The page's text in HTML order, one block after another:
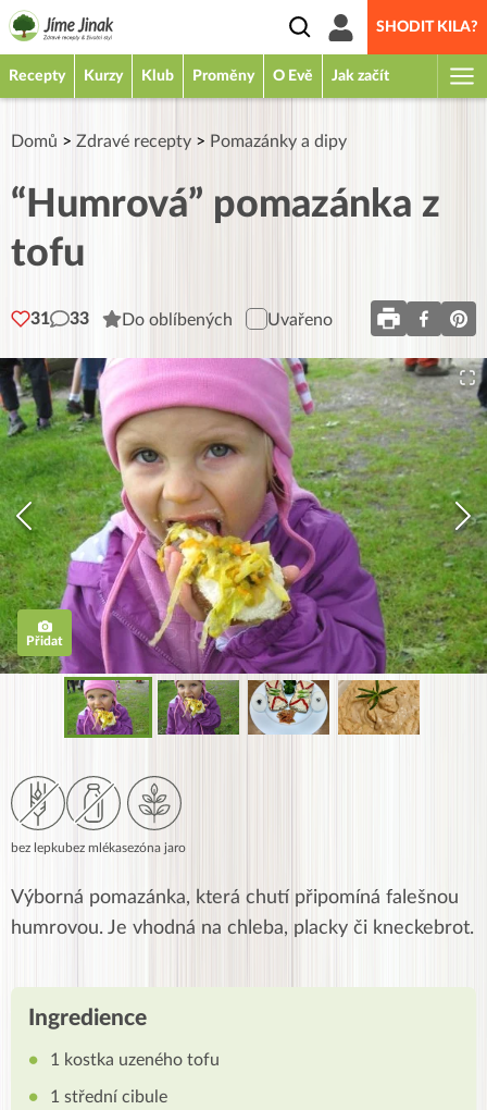
SHODIT KILA?
Recepty Kurzy Klub Proměny O Evě Jak začít
Domů > Zdravé recepty > Pomazánky a dipy
“Humrová” pomazánka z
tofu
31 33 Do oblíbených Uvařeno
Přidat
bez lepkubez mlékasezóna jaro
Výborná pomazánka, která chutí připomíná falešnou
humrovou. Je vhodná na chleba, placky či kneckebrot.
Ingredience
1 kostka uzeného tofu
1 střední cibule